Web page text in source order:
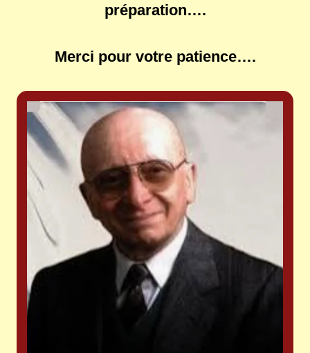
préparation….
Merci pour votre patience….